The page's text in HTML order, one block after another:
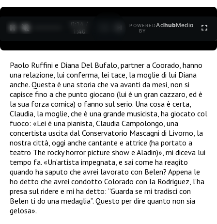
0:15 /
1:40
POWERED
BY
AdhubMedia
Paolo Ruffini e Diana Del Bufalo, partner a Coorado, hanno
una relazione, lui conferma, lei tace, la moglie di lui Diana
anche. Questa è una storia che va avanti da mesi, non si
capisce fino a che punto giocano (lui è un gran cazzaro, ed è
la sua forza comica) o fanno sul serio. Una cosa è certa,
Claudia, la moglie, che è una grande musicista, ha giocato col
fuoco: «Lei è una pianista, Claudia Campolongo, una
concertista uscita dal Conservatorio Mascagni di Livorno, la
nostra città, oggi anche cantante e attrice (ha portato a
teatro The rocky horror picture show e Aladin)», mi diceva lui
tempo fa. «Un’artista impegnata, e sai come ha reagito
quando ha saputo che avrei lavorato con Belen? Appena le
ho detto che avrei condotto Colorado con la Rodriguez, l’ha
presa sul ridere e mi ha detto: “Guarda se mi tradisci con
Belen ti do una medaglia”. Questo per dire quanto non sia
gelosa».